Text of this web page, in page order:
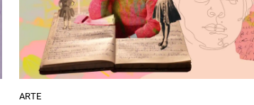
ARTE